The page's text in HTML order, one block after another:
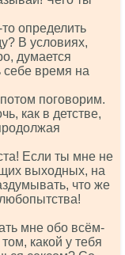
определить
В условиях,
думается
себе время на
поговорим.
как в детстве,
Если ты мне не
выходных, на
что же
мне обо всём-
какой у тебя